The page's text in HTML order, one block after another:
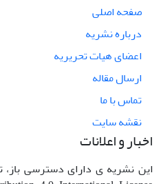
صفحه اصلی
درباره نشریه
اعضای هیات تحریریه
ارسال مقاله
تماس با ما
نقشه سایت
اخبار و اعلانات
این نشریه ی دارای دسترسی باز،